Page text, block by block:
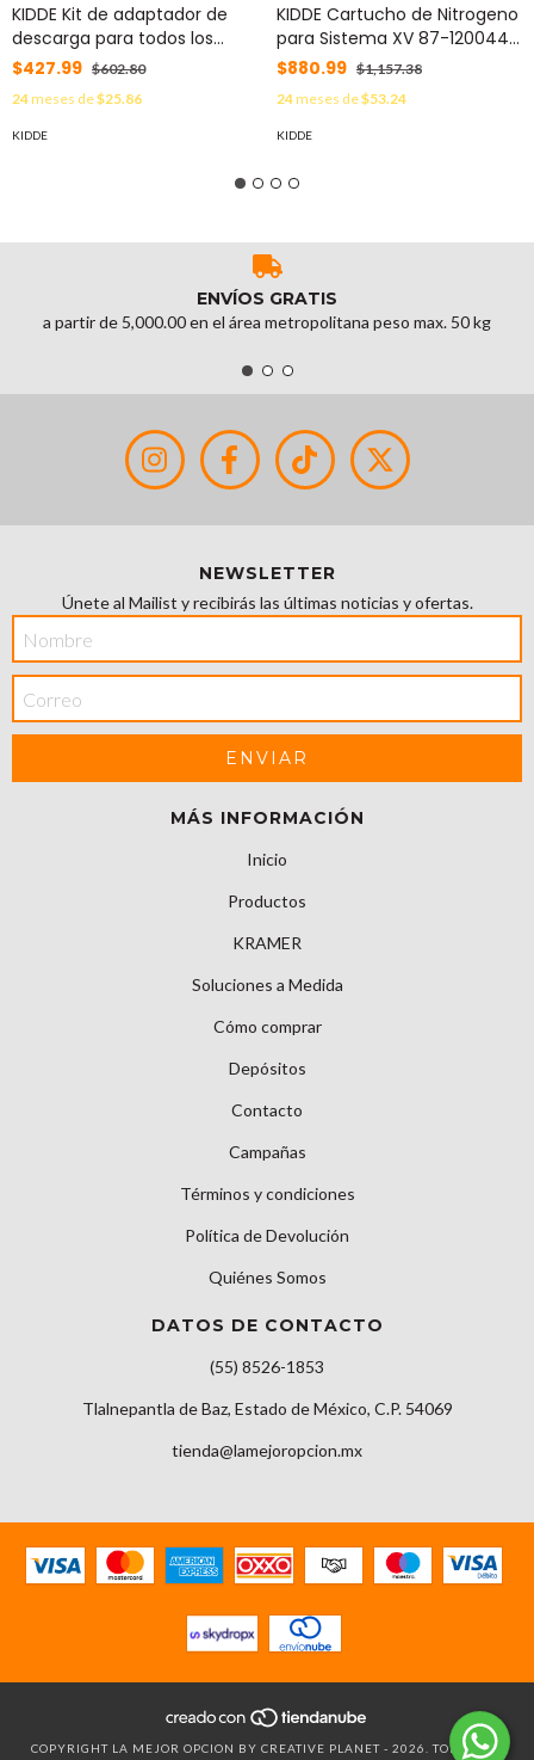
KIDDE Kit de adaptador de
descarga para todos los
cilindros KIDDE. 83-844908-
$427.99 $602.80
24meses de$25.86
KIDDE
KIDDE Cartucho de Nitrogeno
para Sistema XV 87-120044-
001
$880.99 $1,157.38
24meses de$53.24
KIDDE
ENVÍOS GRATIS
a partir de 5,000.00 en el área metropolitana peso max. 50 kg
NEWSLETTER
Únete al Mailist y recibirás las últimas noticias y ofertas.
MÁS INFORMACIÓN
Inicio
Productos
KRAMER
Soluciones a Medida
Cómo comprar
Depósitos
Contacto
Campañas
Términos y condiciones
Política de Devolución
Quiénes Somos
DATOS DE CONTACTO
(55) 8526-1853
Tlalnepantla de Baz, Estado de México, C.P. 54069
tienda@lamejoropcion.mx
COPYRIGHT LA MEJOR OPCION BY CREATIVE PLANET - 2026. TODOS LOS